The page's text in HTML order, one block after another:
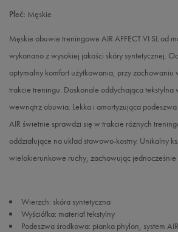
43 27,5 cm
44 28 cm
45 29 cm
46 30 cm
Płeć: Męskie
Męskie obuwie treningowe AIR AFFECT VI SL od
wykonano z wysokiej jakości skóry syntetycznej.
optymalny komfort użytkowania, przy zachowaniu
trakcie treningu. Doskonale oddychająca tekstylna
wewnątrz obuwia. Lekka i amortyzująca podeszwa
AIR świetnie sprawdzi się w trakcie różnych
oddziałujące na układ stawowo-kostny. Unikalny
wielokierunkowe ruchy, zachowując jednocześnie
Wierzch: skóra syntetyczna
Wyściółka: materiał tekstylny
Podeszwa środkowa: pianka phylon, system AIR